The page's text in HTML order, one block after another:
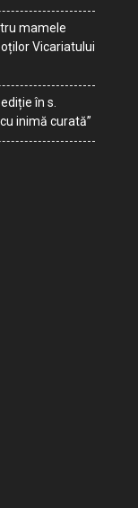
mamele
Vicariatului
în s.
inimă curată”